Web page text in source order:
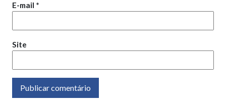
E-mail *
Site